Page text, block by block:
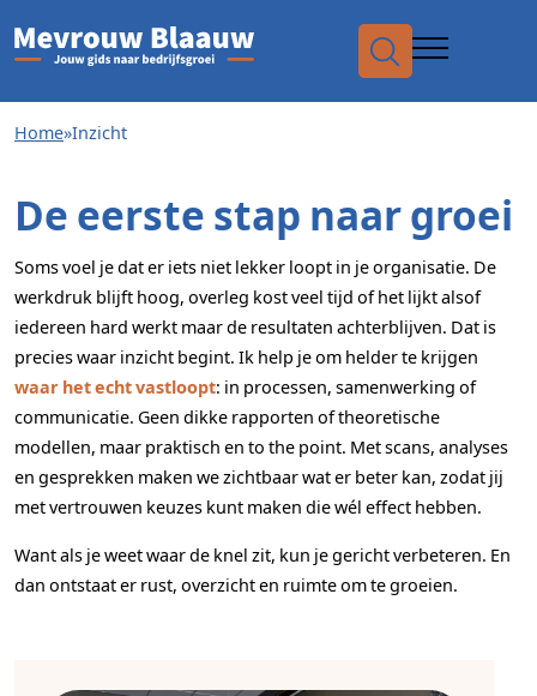
Home»Inzicht
De eerste stap naar groei
Soms voel je dat er iets niet lekker loopt in je organisatie. De
werkdruk blijft hoog, overleg kost veel tijd of het lijkt alsof
iedereen hard werkt maar de resultaten achterblijven. Dat is
precies waar inzicht begint. Ik help je om helder te krijgen
waar het echt vastloopt: in processen, samenwerking of
communicatie. Geen dikke rapporten of theoretische
modellen, maar praktisch en to the point. Met scans, analyses
en gesprekken maken we zichtbaar wat er beter kan, zodat jij
met vertrouwen keuzes kunt maken die wél effect hebben.
Want als je weet waar de knel zit, kun je gericht verbeteren. En
dan ontstaat er rust, overzicht en ruimte om te groeien.